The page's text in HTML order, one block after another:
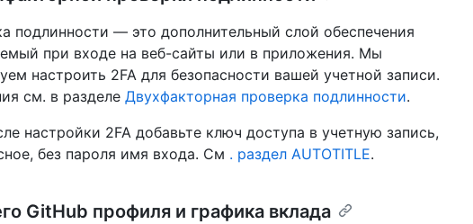
подлинности — это дополнительный слой обеспечения
при входе на веб-сайты или в приложения. Мы
настроить 2FA для безопасности вашей учетной записи.
см. в разделе Двухфакторная проверка подлинности.
настройки 2FA добавьте ключ доступа в учетную запись,
без пароля имя входа. См . раздел AUTOTITLE.
GitHub профиля и графика вклада